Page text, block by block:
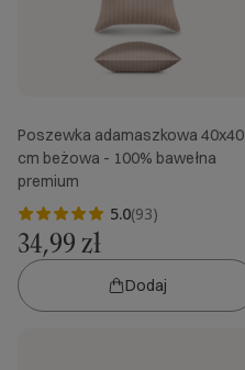
Poszewka adamaszkowa 40x40
cm beżowa - 100% bawełna
premium
5.0(93)
34,99 zł
Dodaj